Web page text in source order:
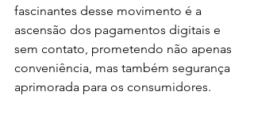
fascinantes desse movimento é a
ascensão dos pagamentos digitais e
sem contato, prometendo não apenas
conveniência, mas também segurança
aprimorada para os consumidores.